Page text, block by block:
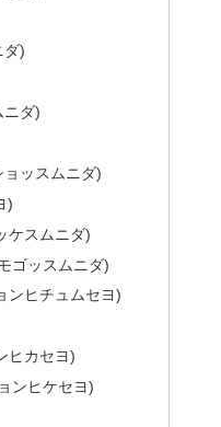
ダ)
ニダ)
ッスムニダ)
)
ケスムニダ)
ゴッスムニダ)
ンヒチュムセヨ)
ヒカセヨ)
ンヒケセヨ)